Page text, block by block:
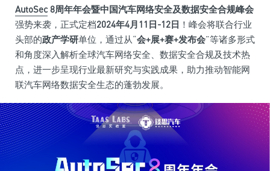
AutoSec8周年年会暨中国汽车网络安全及数据安全合规峰会
强势来袭，正式定档2024年4月11日-12日 ！峰会将联合行业
头部的政产学研单位，通过从“会+展+赛+发布会”等诸多形式
和角度深入解析全球汽车网络安全、数据安全合规及技术热
点，进一步呈现行业最新研究与实践成果，助力推动智能网
联汽车网络数据安全生态的蓬勃发展。